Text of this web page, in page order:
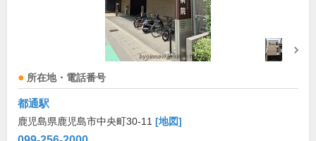
所在地・電話番号
都通駅
鹿児島県鹿児島市中央町30-11 [地図]